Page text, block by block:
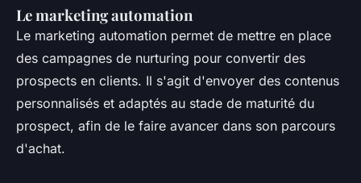
Le marketing automation
Le marketing automation permet de mettre en place
des campagnes de nurturing pour convertir des
prospects en clients. Il s'agit d'envoyer des contenus
personnalisés et adaptés au stade de maturité du
prospect, afin de le faire avancer dans son parcours
d'achat.